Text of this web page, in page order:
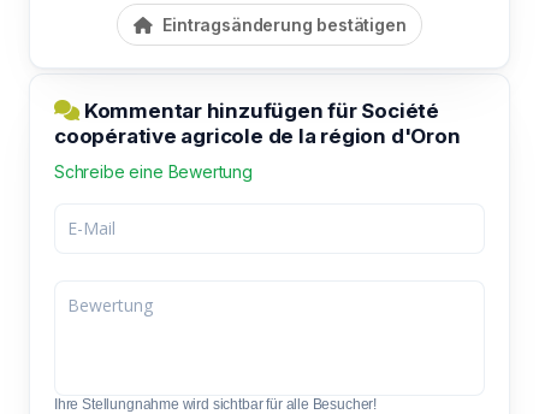
Eintragsänderung bestätigen
Kommentar hinzufügen für Société
coopérative agricole de la région d'Oron
Schreibe eine Bewertung
Ihre Stellungnahme wird sichtbar für alle Besucher!